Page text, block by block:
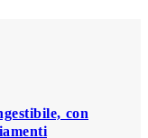
con